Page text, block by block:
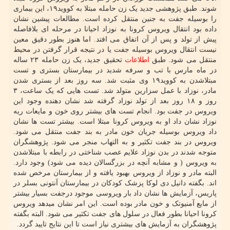
شوند. طبق پژوهشی جدید یک زن حامله مبتلا به کووید۱۹، این بیماری
را بوسیله جفت به جنین منتقل کرده است. مطالعات پیشین نشان
داده بود انتقال ویروس کرونا به نوزاد احیانا در مرحله ای بلافاصله
پیش از تولد و پس از آن اتفاق می افتد. اما هنوز بطور دقیق معین
نیست انتقال ویروس بوسیله جفت یا در نتیجه قرار گرفتن در محیط
منتقل می شود. طبق
اطلاعات
تحقیق جدید، یک زن حامله ۲۳ ساله
در ماه مارس با تب و سرفه شدید در بیمارستان بستری و تست
مبتلاشدن به کووید۱۹ وی مثبت شد. سه روز بعد از بستری شدن
مادر، نوزاد با عمل سزارین متولد شد. تست هایی که یک ساعت، ۳
روز و ۱۸ روز بعد از تولد نوزاد گرفته شد نشان دهنده وجود این
ویروس در جفت بود. انجام تست های بیشتر روی خون و مایعات ریه
نوزاد نشان داد او به ویروس کرونا مبتلا است. بیشتر تست ها نشان
داد ویروس بوسیله جریان خون مادر به بند جفت منتقل می شود.
ویروس در بند جفت تکثیر و به التهاب منجر می شود. پژوهشگران
متوجه شدند در بدن نوزاد علایم عصب شناختی در رابطه با مبتلاشدن
به ویروس ( و مشابه آنچه در بزرگسالان دیده می شود) وجود دارد.
البته مادر و نوزاد از ویروس بهبود یافته و از بیمارستان مرخص شده
اند. بگفته دانیل دی لوکا پزشک کودکان در بیمارستان آنتونی بسلر در
پاریس، آزمایش ها نشان داد بار ویروسی موجود درجفت بسیار بیشتر
از مایع آمنیوتک و خون مادر بوده است. این امر نشان میدهد ویروس
کرونا احیانا بطور فعال در سلول های جفت تکثیر می شود. البته بگفته
پژوهشگران به آزمایش های بیشتری نیاز است تا این نتایج تایید گردد.